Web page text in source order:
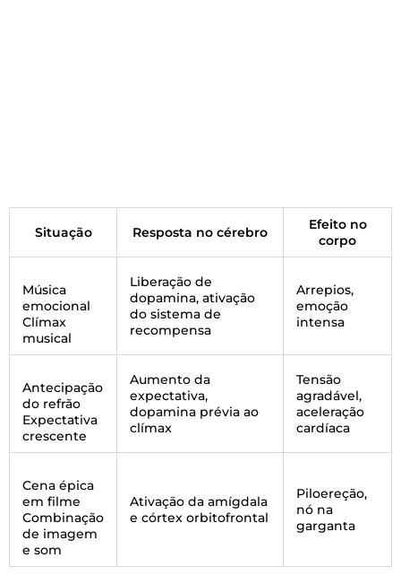
Situação Resposta no cérebro
Efeito no
corpo
Música
emocional
Clímax
musical
Liberação de
dopamina, ativação
do sistema de
recompensa
Arrepios,
emoção
intensa
Antecipação
do refrão
Expectativa
crescente
Aumento da
expectativa,
dopamina prévia ao
clímax
Tensão
agradável,
aceleração
cardíaca
Cena épica
em filme
Combinação
de imagem
e som
Ativação da amígdala
e córtex orbitofrontal
Piloereção,
nó na
garganta